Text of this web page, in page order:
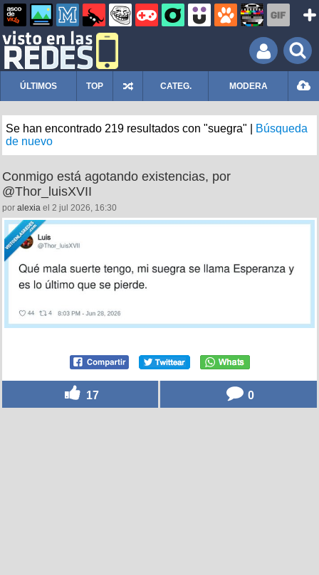
ÚLTIMOS TOP CATEG. MODERA
Se han encontrado 219 resultados con "suegra" |
Búsqueda
de nuevo
Conmigo está agotando existencias, por
@Thor_luisXVII
por alexia el 2 jul 2026, 16:30
17 0